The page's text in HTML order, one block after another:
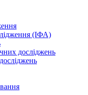
(ІФА)
досліджень